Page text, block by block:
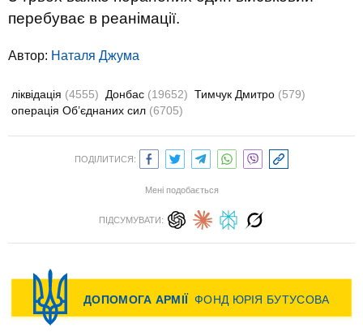
перебуває в реанімації.
Автор: Наталя Джума
ліквідація (4555) Донбас (19652) Тимчук Дмитро (579)
операція Об’єднаних сил (6705)
ПОДІЛИТИСЯ:
Мені подобається
ПІДСУМУВАТИ: